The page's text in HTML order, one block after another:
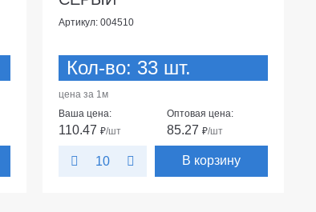
Артикул: 004510
Кол-во: 33 шт.
цена за 1м
Ваша цена:
110.47 ₽/шт
Оптовая цена:
85.27₽/шт
10 В корзину